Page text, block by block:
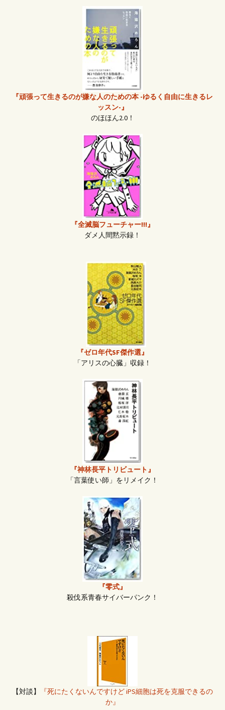
『頑張って生きるのが嫌な人のための本 -ゆるく自由に生きるレ
ッスン-』
のほほん2.0！
『全滅脳フューチャー!!!』
ダメ人間黙示録！
『ゼロ年代SF傑作選』
「アリスの心臓」収録！
『神林長平トリビュート』
「言葉使い師」をリメイク！
『零式』
殺伐系青春サイバーパンク！
【対談】
『死にたくないんですけど iPS細胞は死を克服できるの
か』